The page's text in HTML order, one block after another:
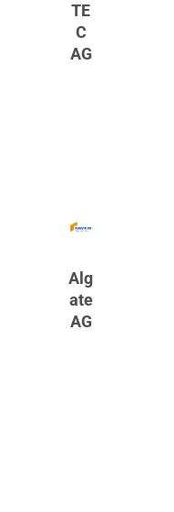
TE
C
AG
Alg
ate
AG